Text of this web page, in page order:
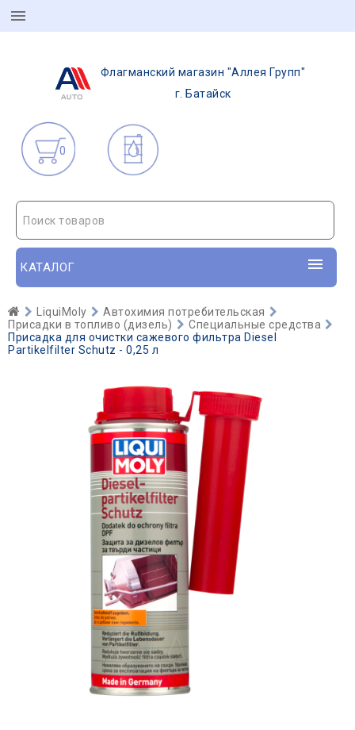
Флагманский магазин "Аллея Групп"
г. Батайск
0
Поиск товаров
КАТАЛОГ
LiquiMoly
Автохимия потребительская
Присадки в топливо (дизель)
Специальные средства
Присадка для очистки сажевого фильтра Diesel
Partikelfilter Schutz - 0,25 л